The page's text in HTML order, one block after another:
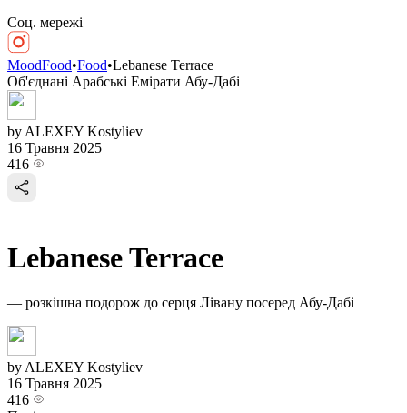
Соц. мережі
MoodFood•Food•Lebanese Terrace
Об'єднані Арабські Емірати Абу-Дабі
by ALEXEY Kostyliev
16 Травня 2025
416
Lebanese Terrace
— розкішна подорож до серця Лівану посеред Абу-Дабі
by ALEXEY Kostyliev
16 Травня 2025
416